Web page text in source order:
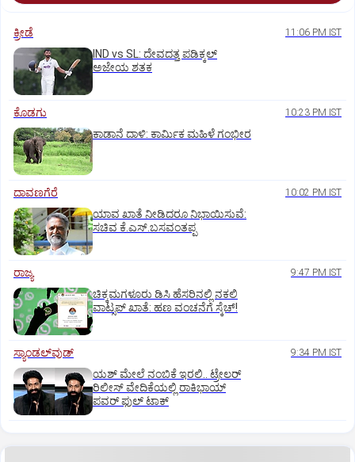
ಕ್ರೀಡೆ 11:06 PM IST
IND vs SL: ದೇವದತ್ತ ಪಡಿಕ್ಕಲ್‌
ಅಜೇಯ ಶತಕ
ಕೊಡಗು 10:23 PM IST
ಕಾಡಾನೆ ದಾಳಿ: ಕಾರ್ಮಿಕ ಮಹಿಳೆ ಗಂಭೀರ
ದಾವಣಗೆರೆ 10:02 PM IST
ಯಾವ ಖಾತೆ ನೀಡಿದರೂ ನಿಭಾಯಿಸುವೆ:
ಸಚಿವ ಕೆ.ಎಸ್.ಬಸವಂತಪ್ಪ
ರಾಜ್ಯ 9:47 PM IST
ಚಿಕ್ಕಮಗಳೂರು ಡಿಸಿ ಹೆಸರಿನಲ್ಲಿ ನಕಲಿ
ವಾಟ್ಸಪ್ ಖಾತೆ: ಹಣ ವಂಚನೆಗೆ ಸ್ಕೆಚ್!
ಸ್ಯಾಂಡಲ್‌ವುಡ್‌ 9:34 PM IST
ಯಶ್‌ ಮೇಲೆ ನಂಬಿಕೆ ಇರಲಿ.. ಟ್ರೇಲರ್‌
ರಿಲೀಸ್‌ ವೇದಿಕೆಯಲ್ಲಿ ರಾಕಿಭಾಯ್‌
ಪವರ್‌ ಫುಲ್‌ ಟಾಕ್